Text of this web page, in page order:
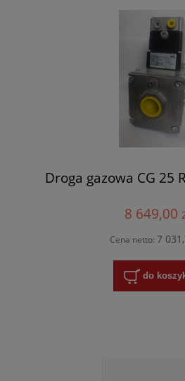
Droga gazowa CG 25
8 649,00
Cena netto: 7
do